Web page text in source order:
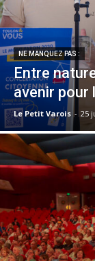
NE MANQUEZ PAS :
Entre
avenir pour
Le Petit Varois - 25